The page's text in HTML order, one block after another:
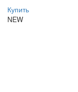
Купить
NEW